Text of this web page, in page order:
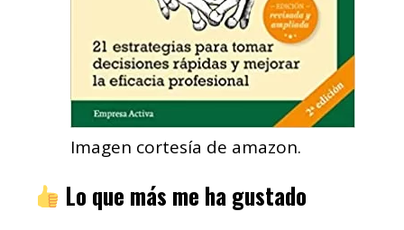
Imagen cortesía de amazon.
Lo que más me ha gustado